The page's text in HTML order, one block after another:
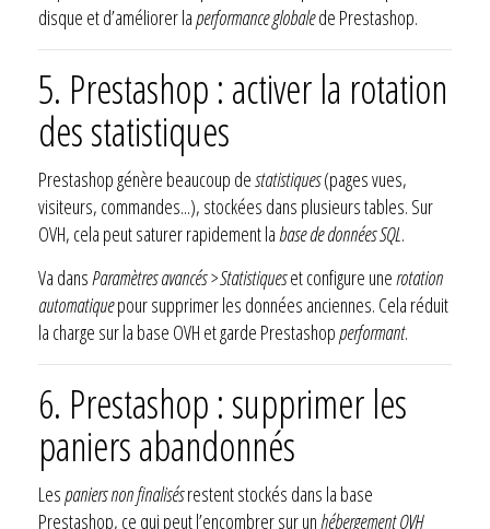
disque et d’améliorer laperformance globalede Prestashop.
5. Prestashop : activer la rotation
des statistiques
Prestashop génère beaucoup destatistiques(pages vues,
visiteurs, commandes...), stockées dans plusieurs tables. Sur
OVH, cela peut saturer rapidement la base de données SQL.
Va dansParamètres avancés > Statistiqueset configure une rotation
automatiquepour supprimer les données anciennes. Cela réduit
la charge sur la base OVH et garde Prestashopperformant.
6. Prestashop : supprimer les
paniers abandonnés
Lespaniers non finalisésrestent stockés dans la base
Prestashop, ce qui peut l’encombrer sur un hébergement OVH